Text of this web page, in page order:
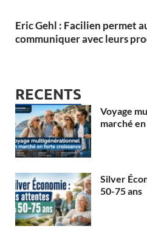
Eric Gehl : Facilien permet
communiquer avec leurs
RECENTS
Voyage
marché
Silver
50-75 ans